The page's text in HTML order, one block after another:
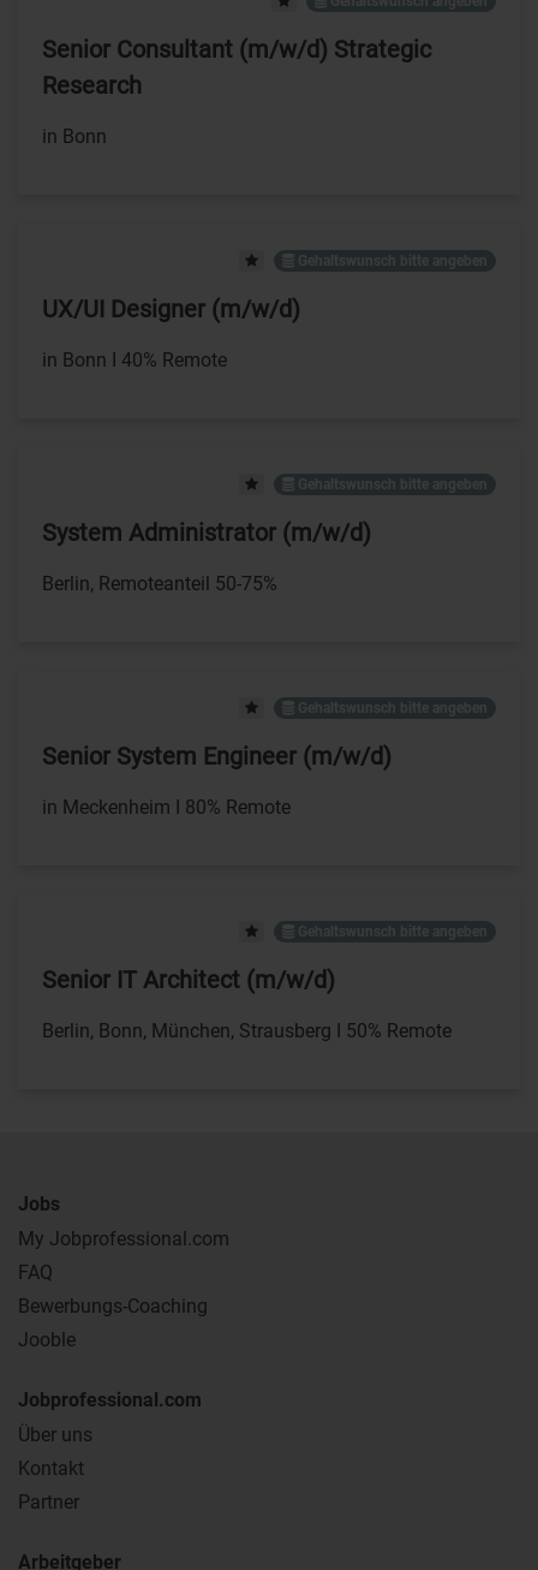
Senior Consultant (m/w/d) Strategic
Research
in Bonn
UX/UI Designer (m/w/d)
in Bonn I 40% Remote
Gehaltswunsch bitte angeben
System Administrator (m/w/d)
Berlin, Remoteanteil 50-75%
Gehaltswunsch bitte angeben
Senior System Engineer (m/w/d)
in Meckenheim I 80% Remote
Gehaltswunsch bitte angeben
Senior IT Architect (m/w/d)
Berlin, Bonn, München, Strausberg I 50% Remote
Gehaltswunsch bitte angeben
Jobs
My Jobprofessional.com
FAQ
Bewerbungs-Coaching
Jooble
Jobprofessional.com
Über uns
Kontakt
Partner
Arbeitgeber